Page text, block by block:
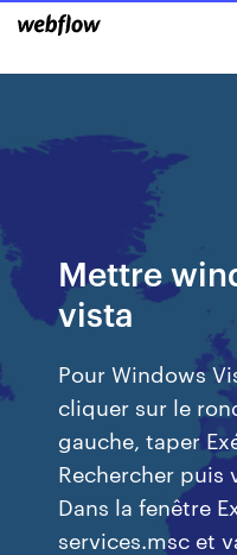
Mettre
vista
Pour Windows
cliquer sur le
gauche, taper
Rechercher puis
Dans la fenêtre
services.msc et